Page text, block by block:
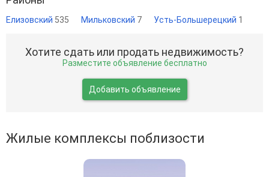
Елизовский 535 Мильковский 7 Усть-Большерецкий 1
Хотите сдать или продать недвижимость?
Разместите объявление бесплатно
Добавить объявление
Жилые комплексы поблизости